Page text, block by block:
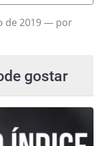
de 2019— por
gostar